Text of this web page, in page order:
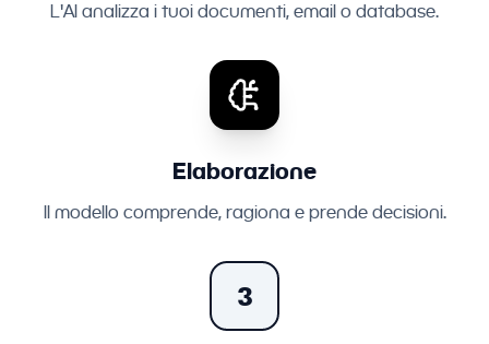
L'AI analizza i tuoi documenti, email o database.
Elaborazione
Il modello comprende, ragiona e prende decisioni.
3